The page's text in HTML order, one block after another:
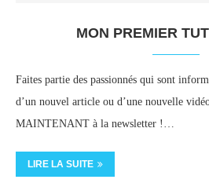
MON PREMIER
Faites partie des passionnés qui sont
d’un nouvel article ou d’une nouvelle
MAINTENANT à la newsletter !…
LIRE LA SUITE